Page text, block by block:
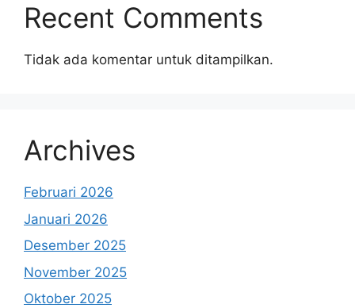
Recent Comments
Tidak ada komentar untuk ditampilkan.
Archives
Februari 2026
Januari 2026
Desember 2025
November 2025
Oktober 2025